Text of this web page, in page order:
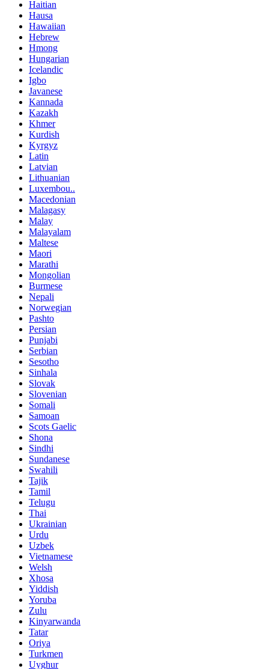
Haitian
Hausa
Hawaiian
Hebrew
Hmong
Hungarian
Icelandic
Igbo
Javanese
Kannada
Kazakh
Khmer
Kurdish
Kyrgyz
Latin
Latvian
Lithuanian
Luxembou..
Macedonian
Malagasy
Malay
Malayalam
Maltese
Maori
Marathi
Mongolian
Burmese
Nepali
Norwegian
Pashto
Persian
Punjabi
Serbian
Sesotho
Sinhala
Slovak
Slovenian
Somali
Samoan
Scots Gaelic
Shona
Sindhi
Sundanese
Swahili
Tajik
Tamil
Telugu
Thai
Ukrainian
Urdu
Uzbek
Vietnamese
Welsh
Xhosa
Yiddish
Yoruba
Zulu
Kinyarwanda
Tatar
Oriya
Turkmen
Uyghur